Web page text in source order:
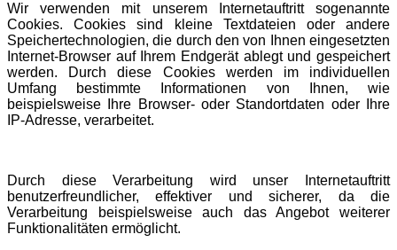
Wir verwenden mit unserem Internetauftritt sogenannte
Cookies. Cookies sind kleine Textdateien oder andere
Speichertechnologien, die durch den von Ihnen eingesetzten
Internet-Browser auf Ihrem Endgerät ablegt und gespeichert
werden. Durch diese Cookies werden im individuellen
Umfang bestimmte Informationen von Ihnen, wie
beispielsweise Ihre Browser- oder Standortdaten oder Ihre
IP-Adresse, verarbeitet.
Durch diese Verarbeitung wird unser Internetauftritt
benutzerfreundlicher, effektiver und sicherer, da die
Verarbeitung beispielsweise auch das Angebot weiterer
Funktionalitäten ermöglicht.